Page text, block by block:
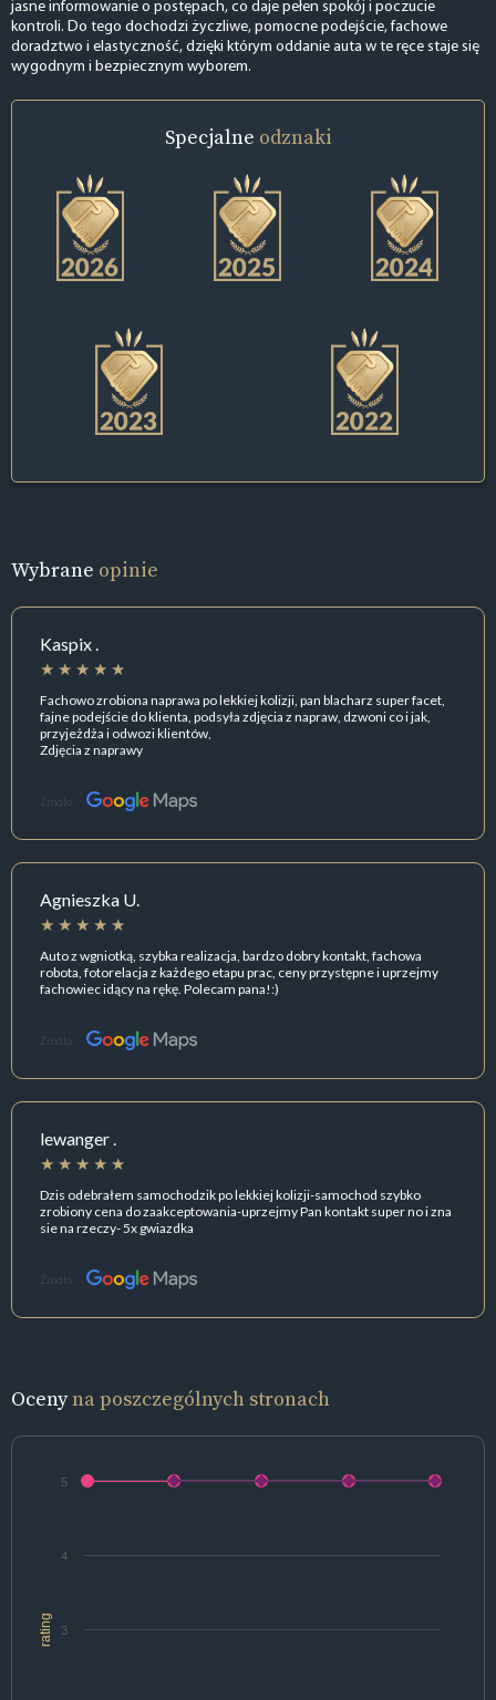
jasne informowanie o postępach, co daje pełen spokój i poczucie
kontroli. Do tego dochodzi życzliwe, pomocne podejście, fachowe
doradztwo i elastyczność, dzięki którym oddanie auta w te ręce staje się
wygodnym i bezpiecznym wyborem.
Specjalne odznaki
Wybrane opinie
Kaspix .
Fachowo zrobiona naprawa po lekkiej kolizji, pan blacharz super facet,
fajne podejście do klienta, podsyła zdjęcia z napraw, dzwoni co i jak,
przyjeżdża i odwozi klientów,
Zdjęcia z naprawy
Źródło:
Agnieszka U.
Auto z wgniotką, szybka realizacja, bardzo dobry kontakt, fachowa
robota, fotorelacja z każdego etapu prac, ceny przystępne i uprzejmy
fachowiec idący na rękę. Polecam pana!:)
Źródło:
lewanger .
Dzis odebrałem samochodzik po lekkiej kolizji-samochod szybko
zrobiony cena do zaakceptowania-uprzejmy Pan kontakt super no i zna
sie na rzeczy- 5x gwiazdka
Źródło:
Ocenyna poszczególnych stronach
rating 3
4
5